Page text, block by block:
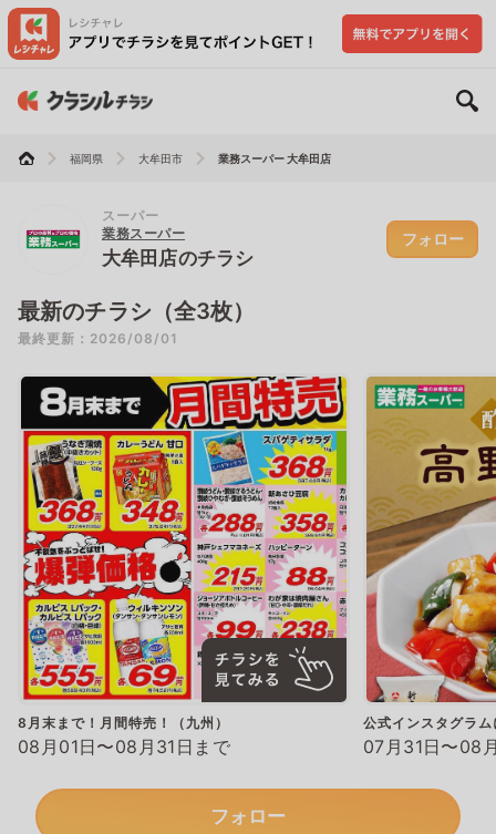
福岡県 大牟田市 業務スーパー 大牟田店
スーパー
業務スーパー
大牟田店のチラシ
フォロー
最新のチラシ（全3枚）
最終更新：2026/08/01
8月末まで！月間特売！（九州）
08月01日〜08月31日まで
公式インスタグラ
07月31日〜08
フォロー